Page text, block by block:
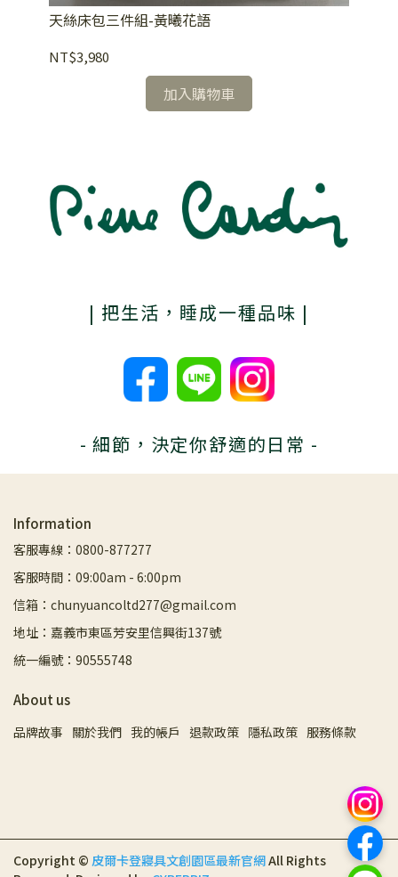
天絲床包三件組-黃曦花語
NT$3,980
加入購物車
| 把生活，睡成一種品味 |
- 細節，決定你舒適的日常 -
Information
客服專線：0800-877277
客服時間：09:00am - 6:00pm
信箱：chunyuancoltd277@gmail.com
地址：嘉義市東區芳安里信興街137號
統一編號：90555748
About us
品牌故事 關於我們 我的帳戶 退款政策 隱私政策 服務條款
Copyright © 皮爾卡登寢具文創園區最新官網All Rights